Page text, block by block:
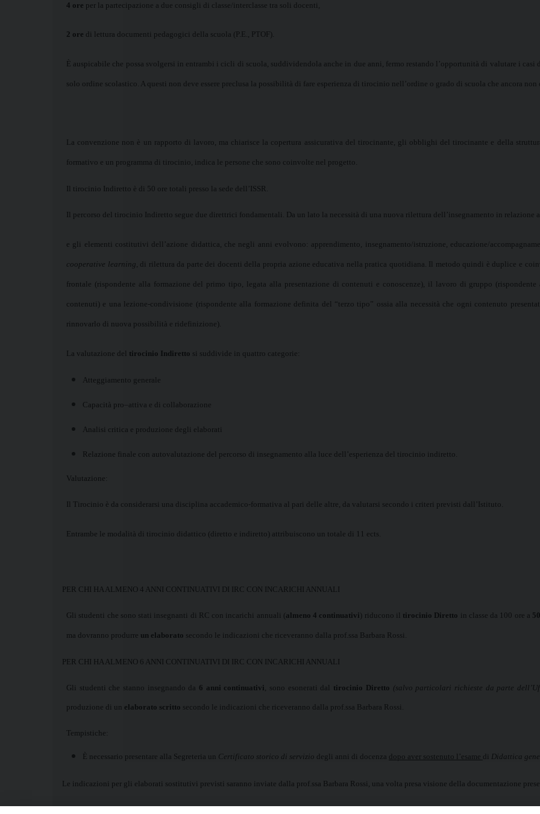
4 ore per la partecipazione a due consigli di classe/interclasse tra soli docenti,
2 ore di lettura documenti pedagogici della scuola (P.E., PTOF).
È auspicabile che possa svolgersi in entrambi i cicli di scuola, suddividendola anche in due anni, fermo restando l’opportunità di valutare i
solo ordine scolastico. A questi non deve essere preclusa la possibilità di fare esperienza di tirocinio nell’ordine o grado di scuola che ancora non
La convenzione non è un rapporto di lavoro, ma chiarisce la copertura assicurativa del tirocinante, gli obblighi del tirocinante e della
formativo e un programma di tirocinio, indica le persone che sono coinvolte nel progetto.
Il tirocinio Indiretto è di 50 ore totali presso la sede dell’ISSR.
Il percorso del tirocinio Indiretto segue due direttrici fondamentali. Da un lato la necessità di una nuova rilettura dell’insegnamento in relazione
e gli elementi costitutivi dell’azione didattica, che negli anni evolvono: apprendimento, insegnamento/istruzione, educazione/
cooperative learning, di rilettura da parte dei docenti della propria azione educativa nella pratica quotidiana. Il metodo quindi è duplice e
frontale (rispondente alla formazione del primo tipo, legata alla presentazione di contenuti e conoscenze), il lavoro di gruppo
contenuti) e una lezione-condivisione (rispondente alla formazione definita del “terzo tipo” ossia alla necessità che ogni contenuto
rinnovarlo di nuova possibilità e ridefinizione).
La valutazione del tirocinio Indiretto si suddivide in quattro categorie:
Atteggiamento generale
Capacità pro–attiva e di collaborazione
Analisi critica e produzione degli elaborati
Relazione finale con autovalutazione del percorso di insegnamento alla luce dell’esperienza del tirocinio indiretto.
Valutazione:
Il Tirocinio è da considerarsi una disciplina accademico-formativa al pari delle altre, da valutarsi secondo i criteri previsti dall’Istituto.
Entrambe le modalità di tirocinio didattico (diretto e indiretto) attribuiscono un totale di 11 ects.
PER CHI HA ALMENO 4 ANNI CONTINUATIVI DI IRC CON INCARICHI ANNUALI
Gli studenti che sono stati insegnanti di RC con incarichi annuali ( almeno 4 continuativi ) riducono il tirocinio Diretto in classe da 100 ore a
ma dovranno produrre un elaborato secondo le indicazioni che riceveranno dalla prof.ssa Barbara Rossi.
PER CHI HA ALMENO 6 ANNI CONTINUATIVI DI IRC CON INCARICHI ANNUALI
Gli studenti che stanno insegnando da 6 anni continuativi, sono esonerati dal tirocinio Diretto (salvo particolari richieste da parte
produzione di un elaborato scritto secondo le indicazioni che riceveranno dalla prof.ssa Barbara Rossi.
Tempistiche:
È necessario presentare alla Segreteria un Certificato storico di servizio degli anni di docenza dopo aver sostenuto l’esame di Didattica
Le indicazioni per gli elaborati sostitutivi previsti saranno inviate dalla prof.ssa Barbara Rossi, una volta presa visione della documentazione